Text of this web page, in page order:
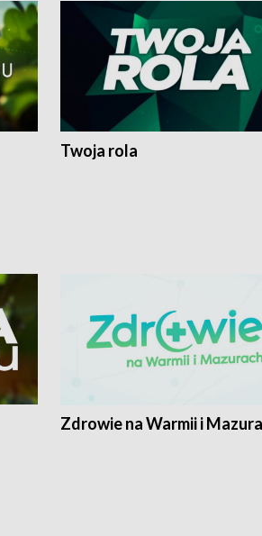
Twoja rola
Zdrowie na Warmii i